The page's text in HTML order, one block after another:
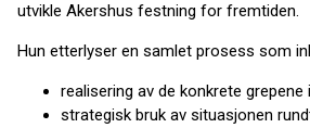
utvikle Akershus festning for fremtiden.
Hun etterlyser en samlet prosess som
realisering av de konkrete
strategisk bruk av situasjonen